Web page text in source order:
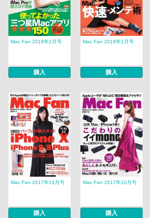
Mac Fan 2018年2月号
購入
Mac Fan 2018年1月号
購入
Mac Fan 2017年11月号
購入
Mac Fan 2017年10月号
購入